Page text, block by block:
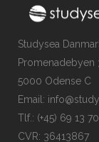
Studysea
Promenadebyen
5000 Odense C
Email:
Tlf.: (+45) 69 13
CVR: 36413867